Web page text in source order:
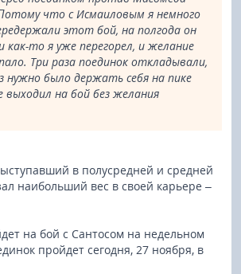
что с Исмаиловым я немного
этот бой, на полгода он
как-то я уже перегорел, и желание
Три раза поединок откладывали,
нужно было держать себя на пике
на бой без желания
в полусредней и средней
наибольший вес в своей карьере –
на бой с Сантосом на недельном
пройдет сегодня, 27 ноября, в